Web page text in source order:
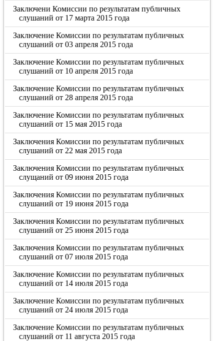
Заключени Комиссии по результатам публичных
слушаний от 17 марта 2015 года
Заключение Комиссии по результатам публичных
слушаний от 03 апреля 2015 года
Заключение Комиссии по результатам публичных
слушаний от 10 апреля 2015 года
Заключение Комиссии по результатам публичных
слушаний от 28 апреля 2015 года
Заключение Комиссии по результатам публичных
слушаний от 15 мая 2015 года
Заключения Комиссии по результатам публичных
слушаний от 22 мая 2015 года
Заключения Комиссии по результатам публичных
слущаний от 09 июня 2015 года
Заключения Комиссии по результатам публичных
слушаний от 19 июня 2015 года
Заключения Комиссии по результатам публичных
слушаний от 25 июня 2015 года
Заключения Комиссии по результатам публичных
слушаний от 07 июля 2015 года
Заключение Комиссии по результатам публичных
слушаний от 14 июля 2015 года
Заключение Комиссии по результатам публичных
слушаний от 24 июля 2015 года
Заключение Комиссии по результатам публичных
слушаний от 11 августа 2015 года